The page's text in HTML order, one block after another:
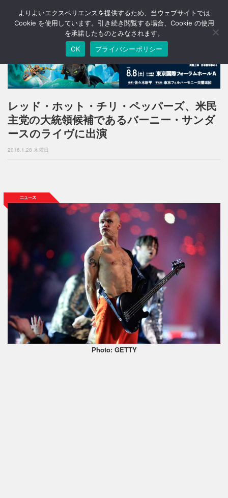
T
o
n
a
v
i
g
a
n
レッド・ホット・チリ・ペッパーズ、米民
主党の大統領候補であるバーニー・サンダ
ースのライヴに出演
2016.1.28 木曜日
Photo: GETTY
よりよいエクスペリエンスを提供するため、当ウェブサイトでは
Cookie を使用しています。引き続き閲覧する場合、Cookie の使用
を承諾したものとみなされます。
OK
プライバシーポリシー